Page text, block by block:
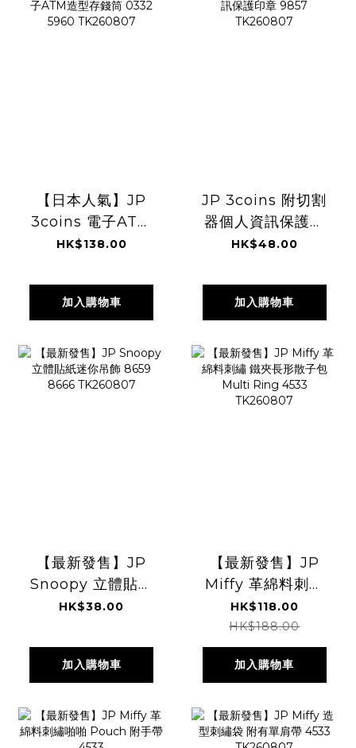
【日本人氣】JP
3coins 電子ATM
造型存錢筒 0332
HK$138.00
加入購物車
JP 3coins 附切割
器個人資訊保護印
章 9857
HK$48.00
加入購物車
【最新發售】JP
Snoopy 立體貼紙
迷你吊飾 8659
HK$38.00
加入購物車
【最新發售】JP
Miffy 革綿料刺繡
鐵夾長形散子包
Multi Ring 4533
TK260807
HK$118.00
HK$188.00
加入購物車